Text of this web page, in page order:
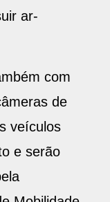
ar-
com
de
veículos
e serão